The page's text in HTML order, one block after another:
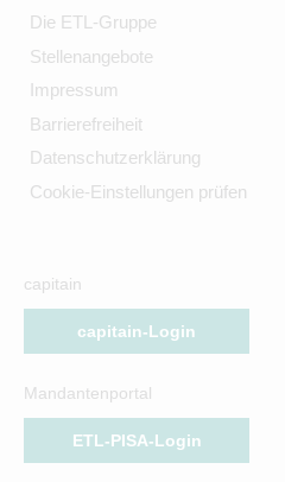
Die ETL-Gruppe
Stellenangebote
Impressum
Barrierefreiheit
Datenschutzerklärung
Cookie-Einstellungen prüfen
capitain
capitain-Login
Mandantenportal
ETL-PISA-Login